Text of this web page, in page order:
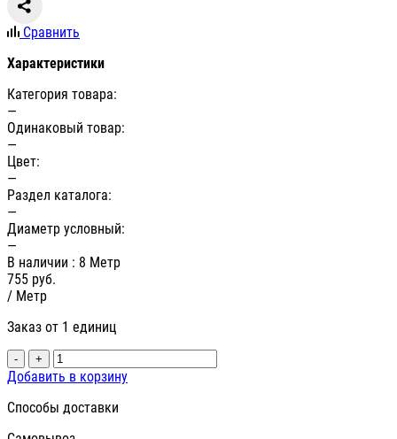
Сравнить
Характеристики
Категория товара:
—
Одинаковый товар:
—
Цвет:
—
Раздел каталога:
—
Диаметр условный:
—
В наличии : 8 Метр
755 руб.
/ Метр
Заказ от 1 единиц
- +
Добавить в корзину
Способы доставки